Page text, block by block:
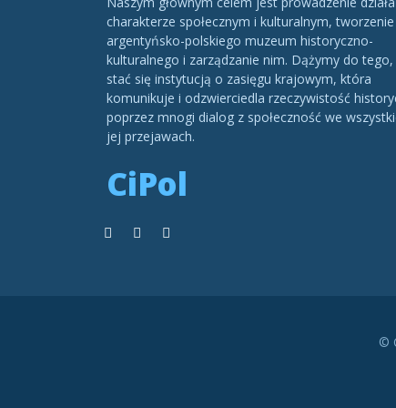
charakterze społecznym i kulturalnym, tworzenie
argentyńsko-polskiego muzeum historyczno-
kulturalnego i zarządzanie nim. Dążymy do tego,
stać się instytucją o zasięgu krajowym, która
komunikuje i odzwierciedla rzeczywistość
poprzez mnogi dialog z społeczność we
jej przejawach.
CiPol
©